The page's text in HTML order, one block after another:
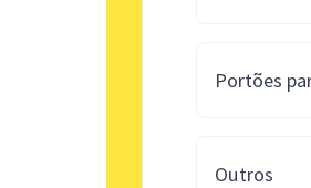
Portões
Outros